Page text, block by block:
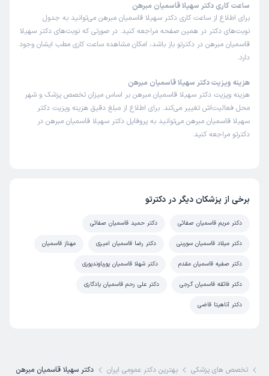
ساعت کاری دکتر سهیلا قاسمیان مبرهن
برای اطلاع از ساعت کاری دکتر سهیلا قاسمیان مبرهن می‌توانید به جدول
نوبت‌های دکتر در همین صفحه مراجعه کنید. در صورتی که نوبت‌های دکتر سهیلا
قاسمیان مبرهن در دکترتو باز باشد، امکان مشاهده ساعت کاری مطب ایشان وجود
دارد.
هزینه ویزیت دکتر سهیلا قاسمیان مبرهن
هزینه ویزیت دکتر سهیلا قاسمیان مبرهن بر اساس میزان تخصص پزشک و شهر
محل فعالیت‌اش تغییر می‌کند. برای اطلاع از مبلغ دقیق هزینه ویزیت دکتر
سهیلا قاسمیان مبرهن می‌توانید به پروفایل دکتر سهیلا قاسمیان مبرهن در
دکترتو مراجعه کنید.
برخی از پزشکان دیگر در دکترتو
دکتر مریم قاسمیان صفائی دکتر حمید قاسمیان صفائی
دکتر میلاد قاسمیان سوربنی دکتر رضا قاسمیان امیری مهناز قاسمیان
دکتر صفیه قاسمیان مقدم دکتر شهلا قاسمیان پورباوندپوری
دکتر فائقه قاسمیان گرجی دکتر علی رحم قاسمیان یادگاری
دکتر آناهیتا قاضی
تخصص های پزشکی بهترین دکتر عمومی ایران دکتر سهیلا قاسمیان مبرهن